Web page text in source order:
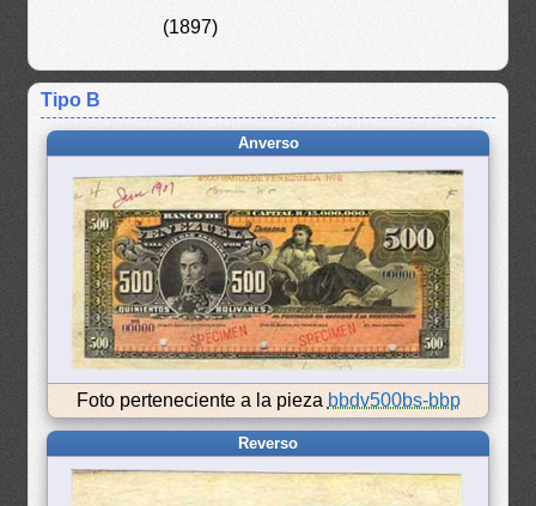
(1897)
Tipo B
Anverso
Foto perteneciente a la pieza bbdv500bs-bbp
Reverso